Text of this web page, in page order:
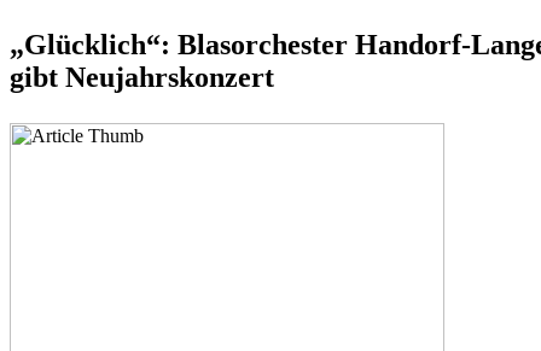
„Glücklich“: Blasorchester Handorf-
gibt Neujahrskonzert